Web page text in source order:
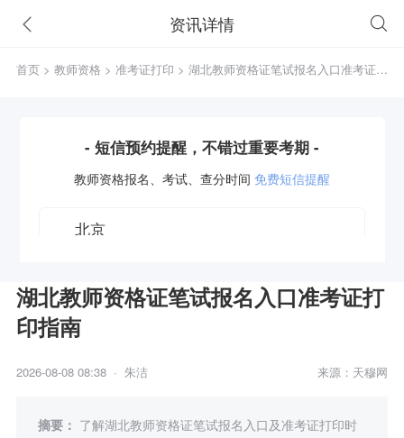
资讯详情
首页 > 教师资格 > 准考证打印
- 短信预约提醒，不错过重要考期 -
教师资格报名、考试、查分时间 免费短信提醒
湖北教师资格证笔试报名入口准考证打
印指南
2026-08-08 08:38 · 朱洁 来源：天穆网
摘要： 了解湖北教师资格证笔试报名入口及准考证打印时